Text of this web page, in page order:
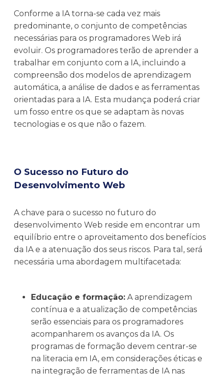
Conforme a IA torna-se cada vez mais
predominante, o conjunto de competências
necessárias para os programadores Web irá
evoluir. Os programadores terão de aprender a
trabalhar em conjunto com a IA, incluindo a
compreensão dos modelos de aprendizagem
automática, a análise de dados e as ferramentas
orientadas para a IA. Esta mudança poderá criar
um fosso entre os que se adaptam às novas
tecnologias e os que não o fazem.
O Sucesso no Futuro do
Desenvolvimento Web
A chave para o sucesso no futuro do
desenvolvimento Web reside em encontrar um
equilíbrio entre o aproveitamento dos benefícios
da IA e a atenuação dos seus riscos. Para tal, será
necessária uma abordagem multifacetada:
Educação e formação:A aprendizagem
contínua e a atualização de competências
serão essenciais para os programadores
acompanharem os avanços da IA. Os
programas de formação devem centrar-se
na literacia em IA, em considerações éticas e
na integração de ferramentas de IA nas